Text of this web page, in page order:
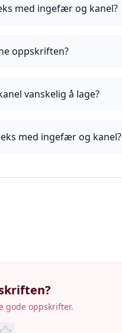
med ingefær og kanel?
oppskriften?
vanskelig å lage?
med ingefær og kanel?
gode oppskrifter.